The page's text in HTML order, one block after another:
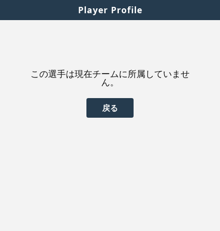
Player Profile
この選手は現在チームに所属していませ
ん。
戻る